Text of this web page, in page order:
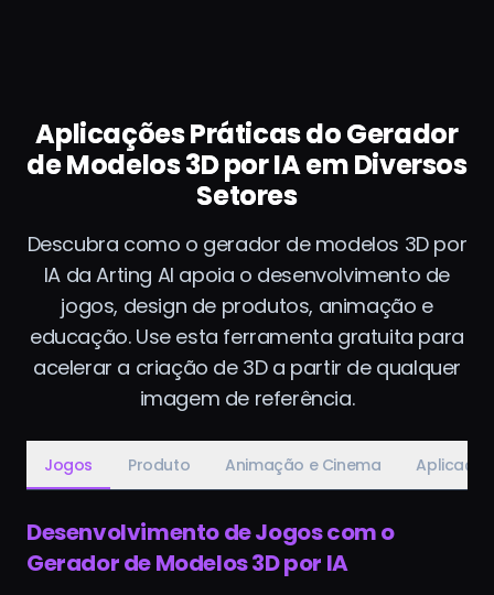
Aplicações Práticas do Gerador
de Modelos 3D por IA em Diversos
Setores
Descubra como o gerador de modelos 3D por
IA da Arting AI apoia o desenvolvimento de
jogos, design de produtos, animação e
educação. Use esta ferramenta gratuita para
acelerar a criação de 3D a partir de qualquer
imagem de referência.
Jogos Produto Animação e Cinema
Desenvolvimento de Jogos com o
Gerador de Modelos 3D por IA